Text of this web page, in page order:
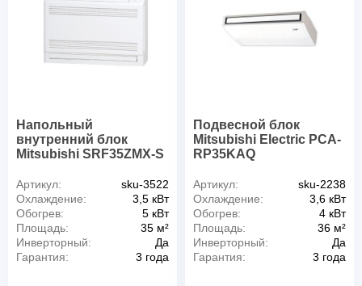
Напольный
внутренний блок
Mitsubishi SRF35ZMX-S
Артикул:
sku-3522
Охлаждение:
3,5 кВт
Обогрев:
5 кВт
Площадь:
35 м²
Инверторный:
Да
Гарантия:
3 года
Подвесной блок
Mitsubishi Electric PCA-
RP35KAQ
Артикул:
sku-2238
Охлаждение:
3,6 кВт
Обогрев:
4 кВт
Площадь:
36 м²
Инверторный:
Да
Гарантия:
3 года